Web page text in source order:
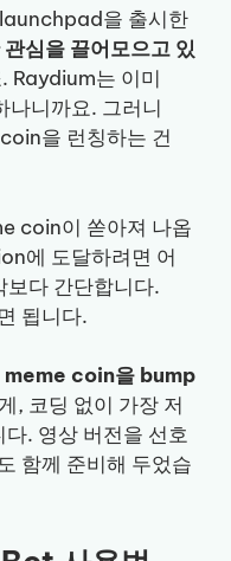
을 출시한
심을 끌어모으고 있
Raydium는 이미
나니까요. 그러니
을 런칭하는 건
coin이 쏟아져 나옵
에 도달하려면 어
보다 간단합니다.
됩니다.
coin을 bump
, 코딩 없이 가장 저
. 영상 버전을 선호
함께 준비해 두었습